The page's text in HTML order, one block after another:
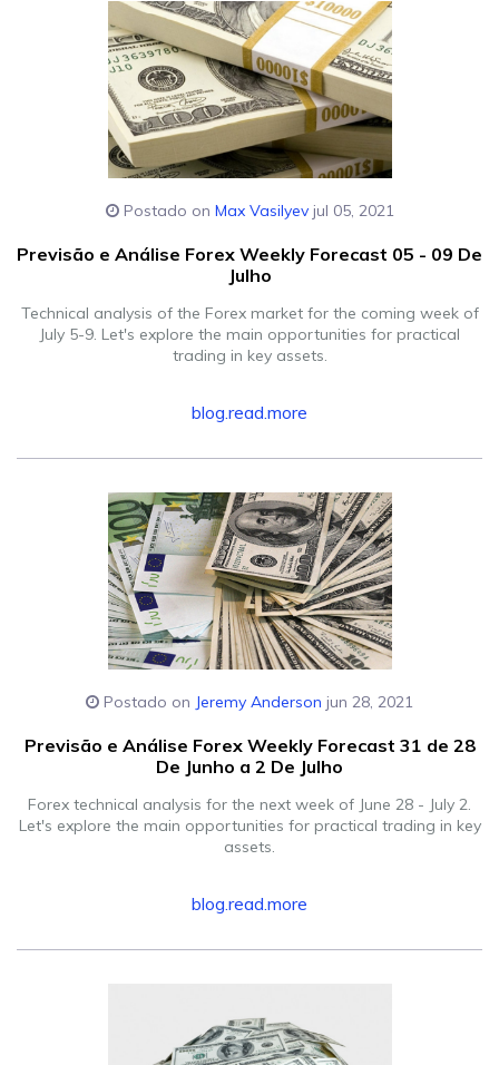
Postado on Max Vasilyevjul 05, 2021
Previsão e Análise Forex Weekly Forecast 05 - 09 De
Julho
Technical analysis of the Forex market for the coming week of
July 5-9. Let's explore the main opportunities for practical
trading in key assets.
blog.read.more
Postado on Jeremy Anderson jun 28, 2021
Previsão e Análise Forex Weekly Forecast 31 de 28
De Junho a 2 De Julho
Forex technical analysis for the next week of June 28 - July 2.
Let's explore the main opportunities for practical trading in key
assets.
blog.read.more